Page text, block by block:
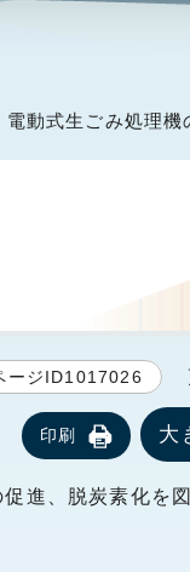
電動式生ごみ処理機
ージID1017026 更
印刷 大
進、脱炭素化を